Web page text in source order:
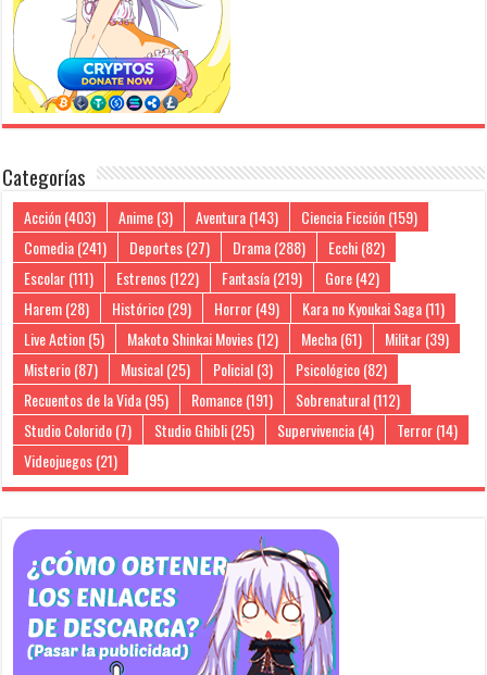
Categorías
Acción(403) Anime(3) Aventura(143) Ciencia Ficción(159)
Comedia(241) Deportes(27) Drama(288) Ecchi(82)
Escolar(111) Estrenos(122) Fantasía(219) Gore(42)
Harem(28) Histórico(29) Horror(49) Kara no Kyoukai Saga(11)
Live Action(5) Makoto Shinkai Movies(12) Mecha(61) Militar(39)
Misterio(87) Musical(25) Policial(3) Psicológico(82)
Recuentos de la Vida(95) Romance(191) Sobrenatural(112)
Studio Colorido(7) Studio Ghibli(25) Supervivencia(4) Terror(14)
Videojuegos(21)